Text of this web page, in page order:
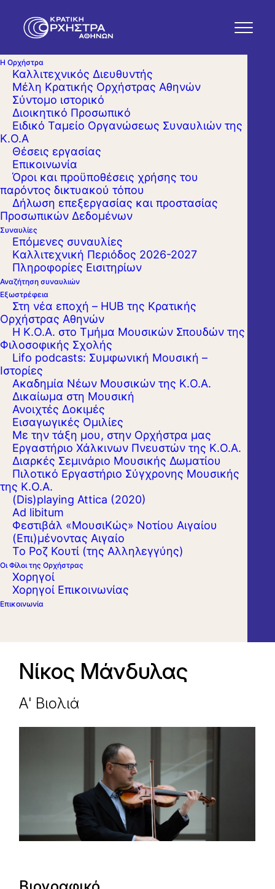
Η Ορχήστρα
Καλλιτεχνικός Διευθυντής
Μέλη Κρατικής Ορχήστρας Αθηνών
Σύντομο ιστορικό
Διοικητικό Προσωπικό
Ειδικό Ταμείο Οργανώσεως Συναυλιών της
Κ.Ο.Α
Θέσεις εργασίας
Επικοινωνία
Όροι και προϋποθέσεις χρήσης του
παρόντος δικτυακού τόπου
Δήλωση επεξεργασίας και προστασίας
Προσωπικών Δεδομένων
Συναυλίες
Επόμενες συναυλίες
Kαλλιτεχνική Περιόδος 2026-2027
Πληροφορίες Εισιτηρίων
Αναζήτηση συναυλιών
Εξωστρέφεια
Στη νέα εποχή – HUB της Κρατικής
Ορχήστρας Αθηνών
Η Κ.Ο.Α. στο Τμήμα Μουσικών Σπουδών της
Φιλοσοφικής Σχολής
Lifo podcasts: Συμφωνική Μουσική –
Ιστορίες
Ακαδημία Νέων Μουσικών της Κ.Ο.Α.
Δικαίωμα στη Μουσική
Ανοιχτές Δοκιμές
Εισαγωγικές Ομιλίες
Με την τάξη μου, στην Ορχήστρα μας
Εργαστήριo Χάλκινων Πνευστών της Κ.Ο.Α.
Διαρκές Σεμινάριο Μουσικής Δωματίου
Πιλοτικό Εργαστήριο Σύγχρονης Μουσικής
της Κ.Ο.Α.
(Dis)playing Attica (2020)
Ad libitum
Φεστιβάλ «ΜουσιΚώς» Νοτίου Αιγαίου
(Επι)μένοντας Αιγαίο
Το Ροζ Κουτί (της Αλληλεγγύης)
Οι Φίλοι της Ορχήστρας
Χορηγοί
Χορηγοί Επικοινωνίας
Επικοινωνία
Νίκος Μάνδυλας
Α' Βιολιά